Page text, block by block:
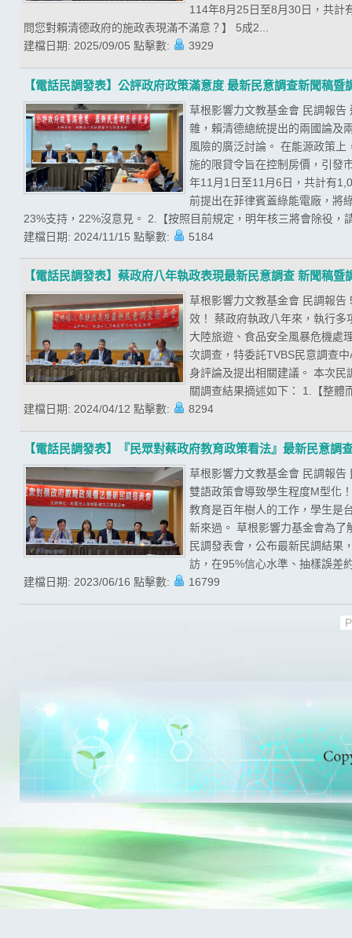
114年8月25日至8月30日，共計
問您對賴清德政府的施政表現滿不滿意？】 5成2...
建檔日期: 2025/09/05 點擊數: 3929
【電話民調發表】公評政府政策滿意度 最新民意調查新聞稿暨
草根影響力文教基金會 民調報
雜，賴清德總統提出的兩國論及
風險的廣泛討論。 在能源政策
施的限貸令旨在控制房價，引發
年11月1日至11月6日，共計有
前提出在菲律賓蓋綠能電廠，將
23%支持，22%沒意見。 2.【按照目前規定，明年核三將會除役
建檔日期: 2024/11/15 點擊數: 5184
【電話民調發表】蔡政府八年執政表現最新民意調查 新聞稿暨
草根影響力文教基金會 民調報
效！ 蔡政府執政八年來，執行
大陸旅遊、食品安全風暴危機處
次調查，特委託TVBS民意調查
身評論及提出相關建議。 本次
關調查結果摘述如下： 1.【整
建檔日期: 2024/04/12 點擊數: 8294
【電話民調發表】『民眾對蔡政府教育政策看法』最新民意調
草根影響力文教基金會 民調報
雙語政策會導致學生程度M型化
教育是百年樹人的工作，學生是
新來過。 草根影響力基金會為了
民調發表會，公布最新民調結果
訪，在95%信心水準、抽樣誤差
建檔日期: 2023/06/16 點擊數: 16799